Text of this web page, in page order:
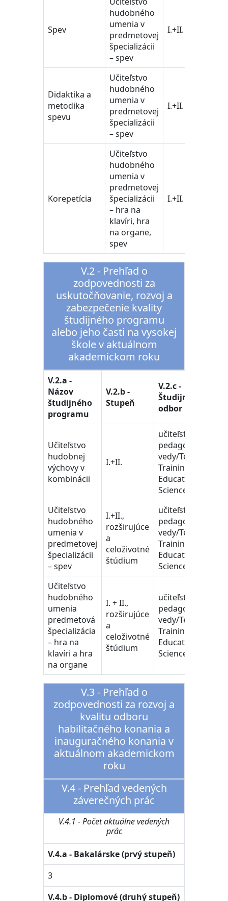
Spev
hudobného
umenia v
predmetovej
špecializácii
– spev
I.+II.
Didaktika a
metodika
spevu
Učiteľstvo
hudobného
umenia v
predmetovej
špecializácii
– spev
I.+II.
Korepetícia
Učiteľstvo
hudobného
umenia v
predmetovej
špecializácii
– hra na
klavíri, hra
na organe,
spev
I.+II.
V.2 - Prehľad o
zodpovednosti za
uskutočňovanie, rozvoj a
zabezpečenie kvality
študijného programu
alebo jeho časti na vysokej
škole v aktuálnom
akademickom roku
V.2.a -
Názov
študijného
programu
V.2.b -
Stupeň
V.2.c -
Študijný
odbor
Učiteľstvo
hudobnej
výchovy v
kombinácii
I.+II.
učiteľstvo a
pedagogické
vedy/Teacher
Training and
Education
Science
Učiteľstvo
hudobného
umenia v
predmetovej
špecializácii
– spev
I.+II.,
rozširujúce
a
celoživotné
štúdium
učiteľstvo a
pedagogické
vedy/Teacher
Training and
Education
Science
Učiteľstvo
hudobného
umenia
predmetová
špecializácia
– hra na
klavíri a hra
na organe
I. + II.,
rozširujúce
a
celoživotné
štúdium
učiteľstvo a
pedagogické
vedy/Teacher
Training and
Education
Science
V.3 - Prehľad o
zodpovednosti za rozvoj a
kvalitu odboru
habilitačného konania a
inauguračného konania v
aktuálnom akademickom
roku
V.4 - Prehľad vedených
záverečných prác
V.4.1 - Počet aktuálne vedených
prác
V.4.a - Bakalárske (prvý stupeň)
3
V.4.b - Diplomové (druhý stupeň)